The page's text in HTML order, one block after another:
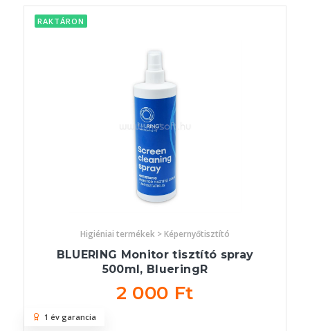
RAKTÁRON
Higiéniai termékek > Képernyőtisztító
BLUERING Monitor tisztító spray
500ml, BlueringR
2 000 Ft
1 év garancia